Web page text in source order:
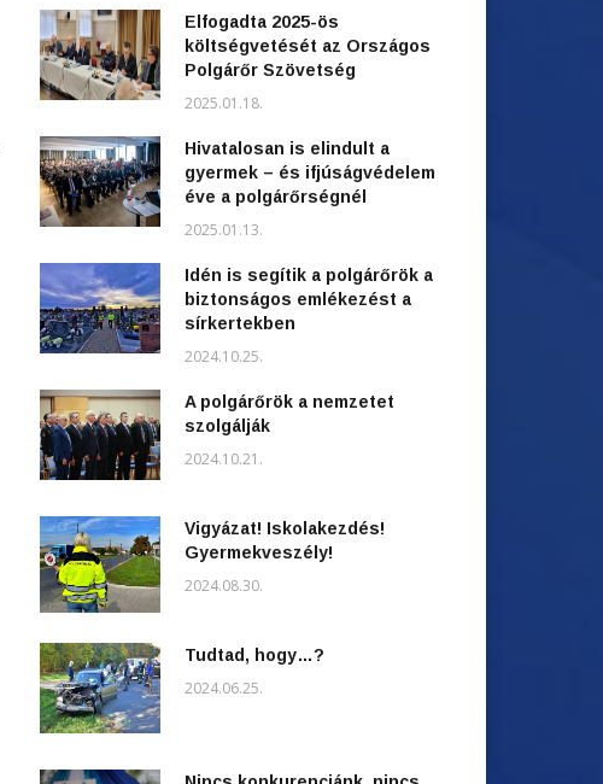
Elfogadta 2025-ös
költségvetését az Országos
Polgárőr Szövetség
2025.01.18.
Hivatalosan is elindult a
gyermek – és ifjúságvédelem
éve a polgárőrségnél
2025.01.13.
Idén is segítik a polgárőrök a
biztonságos emlékezést a
sírkertekben
2024.10.25.
A polgárőrök a nemzetet
szolgálják
2024.10.21.
Vigyázat! Iskolakezdés!
Gyermekveszély!
2024.08.30.
Tudtad, hogy…?
2024.06.25.